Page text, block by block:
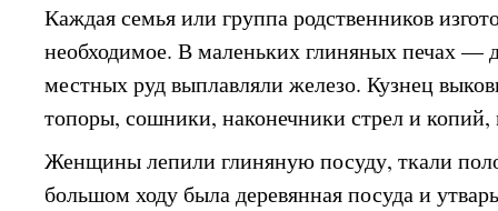
Каждая семья или группа родственников
необходимое. В маленьких глиняных печах
местных руд выплавляли железо. Кузнец
топоры, сошники, наконечники стрел и копий,
Женщины лепили глиняную посуду, ткали
большом ходу была деревянная посуда и